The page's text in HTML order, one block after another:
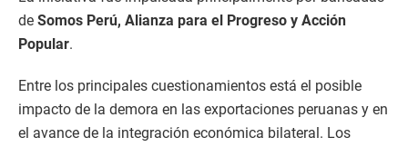
de Somos Perú, Alianza para el Progreso y Acción
Popular.
Entre los principales cuestionamientos está el posible
impacto de la demora en las exportaciones peruanas y en
el avance de la integración económica bilateral. Los